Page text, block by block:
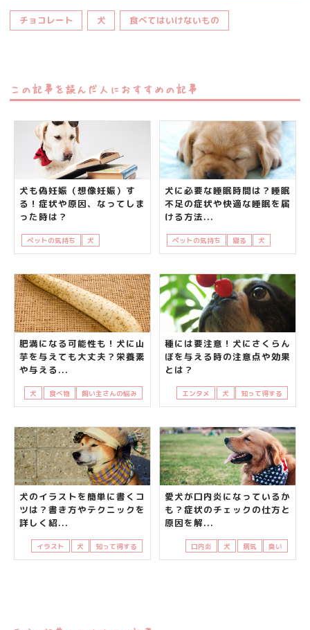
チョコレート 犬 食べてはいけないもの
この記事を読んだ人におすすめの記事
犬も偽妊娠（想像妊娠）す
る！症状や原因、なってしま
った時は？
ペットの気持ち 犬
犬に必要な睡眠時間は？睡眠
不足の症状や快適な睡眠を届
ける方法...
ペットの気持ち 寝る 犬
肥満になる可能性も！犬に山
芋を与えても大丈夫？栄養素
や与える...
犬 食べ物 飼い主さんの悩み
種には要注意！犬にさくらん
ぼを与える時の注意点や効果
とは？
エンタメ 犬 知って得する
犬のイラストを簡単に書くコ
ツは？書き方やテクニックを
詳しく紹...
イラスト 犬 知って得する
愛犬が口内炎になっているか
も？症状のチェックの仕方と
原因を解...
口内炎 犬 病気 臭い